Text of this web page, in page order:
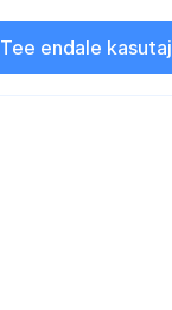
Tee endale